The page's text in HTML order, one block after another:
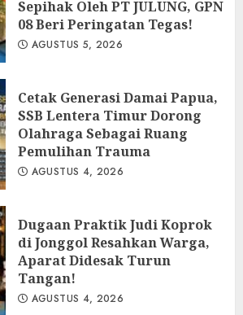
Sepihak Oleh PT JULUNG, GPN
08 Beri Peringatan Tegas!
AGUSTUS 5, 2026
Cetak Generasi Damai Papua,
SSB Lentera Timur Dorong
Olahraga Sebagai Ruang
Pemulihan Trauma
AGUSTUS 4, 2026
Dugaan Praktik Judi Koprok
di Jonggol Resahkan Warga,
Aparat Didesak Turun
Tangan!
AGUSTUS 4, 2026